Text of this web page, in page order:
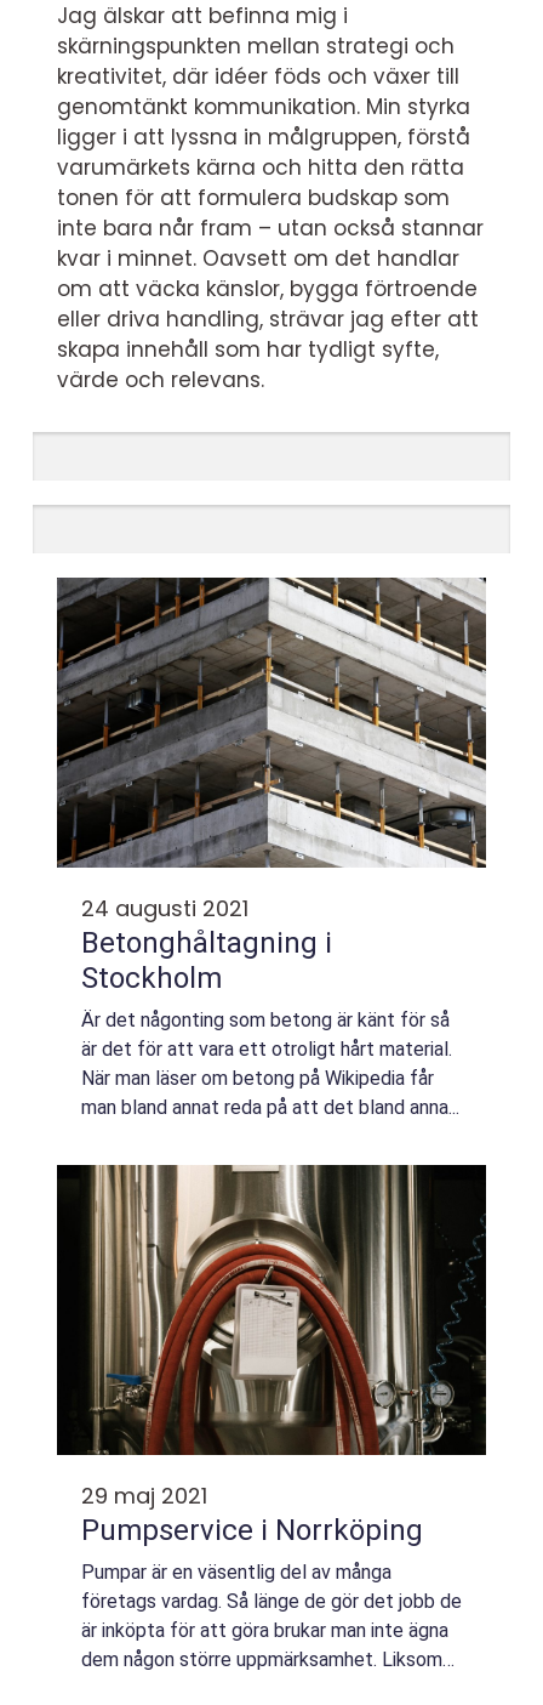
Jag älskar att befinna mig i
skärningspunkten mellan strategi och
kreativitet, där idéer föds och växer till
genomtänkt kommunikation. Min styrka
ligger i att lyssna in målgruppen, förstå
varumärkets kärna och hitta den rätta
tonen för att formulera budskap som
inte bara når fram – utan också stannar
kvar i minnet. Oavsett om det handlar
om att väcka känslor, bygga förtroende
eller driva handling, strävar jag efter att
skapa innehåll som har tydligt syfte,
värde och relevans.
24 augusti 2021
Betonghåltagning i
Stockholm
Är det någonting som betong är känt för så
är det för att vara ett otroligt hårt material.
När man läser om betong på Wikipedia får
man bland annat reda på att det bland anna...
29 maj 2021
Pumpservice i Norrköping
Pumpar är en väsentlig del av många
företags vardag. Så länge de gör det jobb de
är inköpta för att göra brukar man inte ägna
dem någon större uppmärksamhet. Liksom